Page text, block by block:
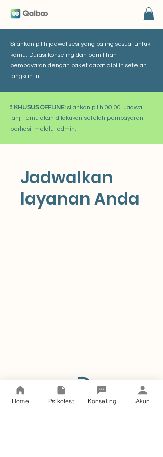
Silahkan pilih jadwal sesi yang paling sesuai untuk
kamu. Durasi konseling dan pemilihan
pembayaran dengan paket dapat dipilih setelah
langkah ini.
❗ KHUSUS OFFLINE: silahkan pilih 00.00. Jadwal
janji temu akan dilakukan setelah pembayaran
berhasil melalui admin.
Jadwalkan
layanan Anda
Home Psikotest Konseling Akun